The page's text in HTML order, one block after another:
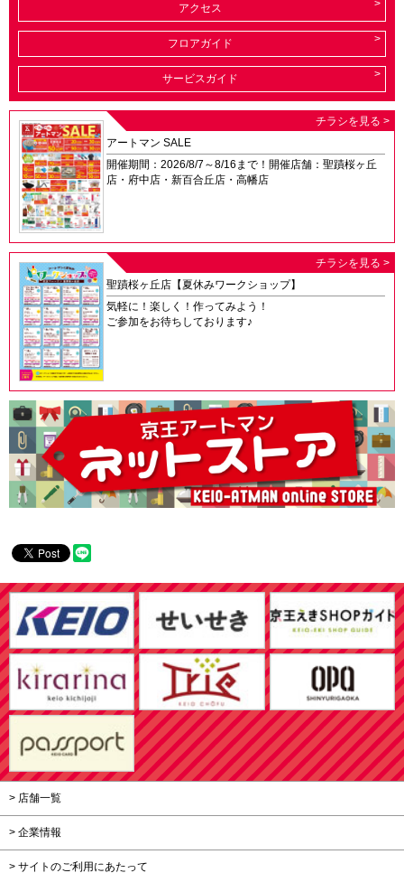
アクセス
フロアガイド
サービスガイド
チラシを見る >
アートマン SALE
開催期間：2026/8/7～8/16まで！開催店舗：聖蹟桜ヶ丘
店・府中店・新百合丘店・高幡店
チラシを見る >
聖蹟桜ヶ丘店【夏休みワークショップ】
気軽に！楽しく！作ってみよう！
ご参加をお待ちしております♪
> 店舗一覧
> 企業情報
> サイトのご利用にあたって